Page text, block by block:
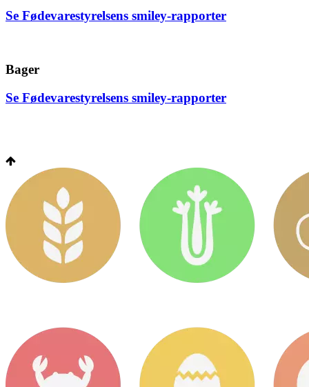
Se Fødevarestyrelsens smiley-rapporter
Bager
Se Fødevarestyrelsens smiley-rapporter